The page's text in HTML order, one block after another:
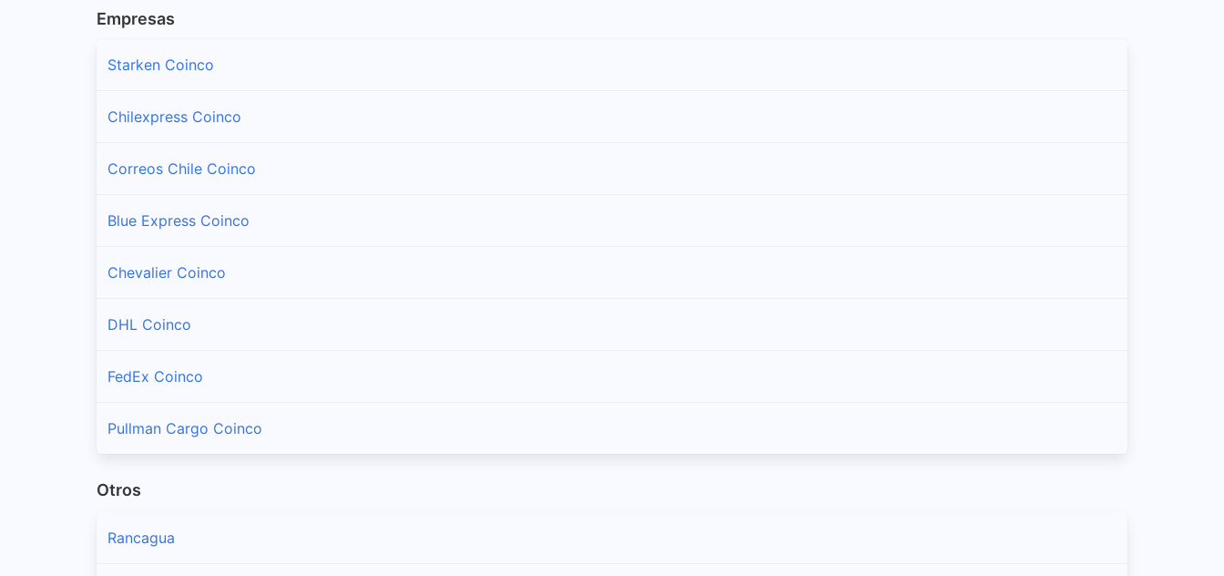
Empresas
Starken Coinco
Chilexpress Coinco
Correos Chile Coinco
Blue Express Coinco
Chevalier Coinco
DHL Coinco
FedEx Coinco
Pullman Cargo Coinco
Otros
Rancagua